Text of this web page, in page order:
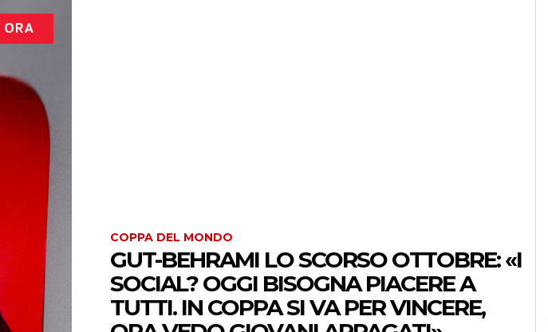
COPPA DEL MONDO
GUT-BEHRAMI LO SCORSO OTTOBRE: «I
SOCIAL? OGGI BISOGNA PIACERE A
TUTTI. IN COPPA SI VA PER VINCERE,